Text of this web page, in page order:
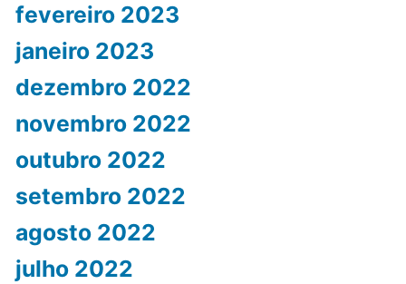
fevereiro 2023
janeiro 2023
dezembro 2022
novembro 2022
outubro 2022
setembro 2022
agosto 2022
julho 2022